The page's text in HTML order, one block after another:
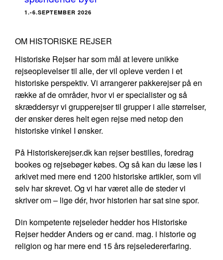
1.-6.SEPTEMBER 2026
OM HISTORISKE REJSER
Historiske Rejser har som mål at levere unikke
rejseoplevelser til alle, der vil opleve verden i et
historiske perspektiv. Vi arrangerer pakkerejser på en
række af de områder, hvor vi er specialister og så
skræddersyr vi grupperejser til grupper i alle størrelser,
der ønsker deres helt egen rejse med netop den
historiske vinkel I ønsker.
På Historiskerejser.dk kan rejser bestilles, foredrag
bookes og rejsebøger købes. Og så kan du læse løs i
arkivet med mere end 1200 historiske artikler, som vil
selv har skrevet. Og vi har været alle de steder vi
skriver om – lige dér, hvor historien har sat sine spor.
Din kompetente rejseleder hedder hos Historiske
Rejser hedder Anders og er cand. mag. i historie og
religion og har mere end 15 års rejseledererfaring.